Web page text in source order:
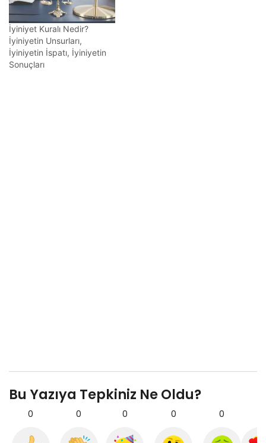
İyiniyet Kuralı Nedir?
İyiniyetin Unsurları,
İyiniyetin İspatı, İyiniyetin
Sonuçları
Bu Yazıya Tepkiniz Ne Oldu?
0 0 0 0 0